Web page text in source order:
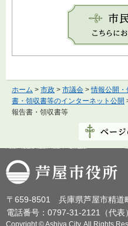
ホーム > 市政 > 市議会 >情報公開
書・領収書等のインターネット公開
報告書・領収書等
芦屋市役所
〒659-8501 兵庫県芦屋市精道
電話番号：0797-31-2121（代表）
Copyright © Ashiya City. All Rights